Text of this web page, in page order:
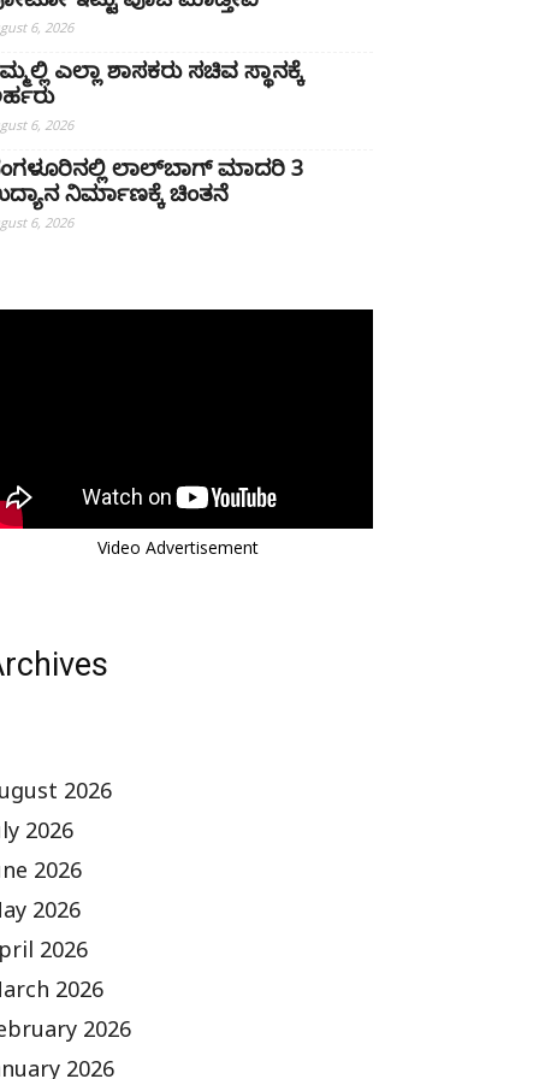
6, 2026
ಎಲ್ಲಾ ಶಾಸಕರು ಸಚಿವ ಸ್ಥಾನಕ್ಕೆ
6, 2026
ಲಾಲ್‌ಬಾಗ್ ಮಾದರಿ 3
ನಿರ್ಮಾಣಕ್ಕೆ ಚಿಂತನೆ
6, 2026
Video Advertisement
2026
2026
2026
2026
2026
2026
2026